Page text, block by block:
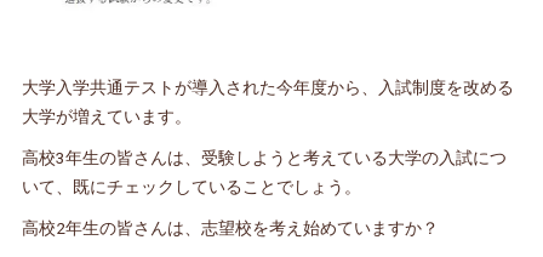
大学入学共通テストが導入された今年度から、入試制度を改める
大学が増えています。
高校3年生の皆さんは、受験しようと考えている大学の入試につ
いて、既にチェックしていることでしょう。
高校2年生の皆さんは、志望校を考え始めていますか？